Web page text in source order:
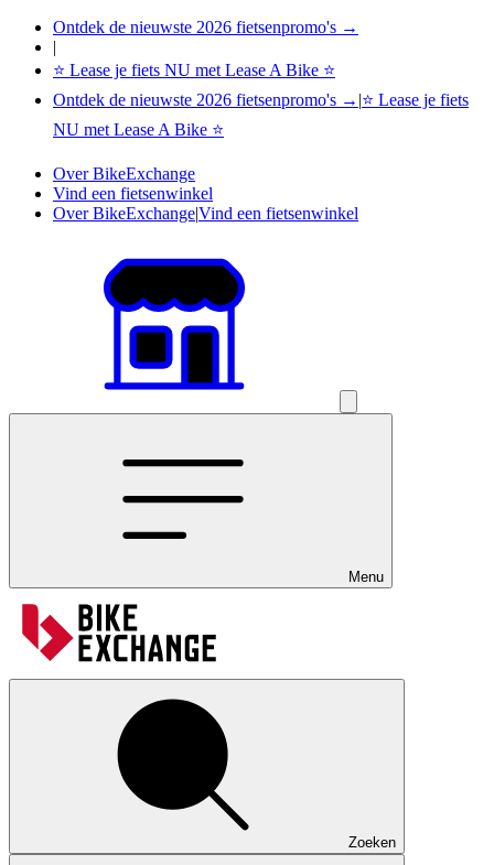
Ontdek de nieuwste 2026 fietsenpromo's →
|
⭐ Lease je fiets NU met Lease A Bike ⭐
Ontdek de nieuwste 2026 fietsenpromo's → |⭐ Lease je fiets
NU met Lease A Bike ⭐
Over BikeExchange
Vind een fietsenwinkel
Over BikeExchange|Vind een fietsenwinkel
Menu
Zoeken